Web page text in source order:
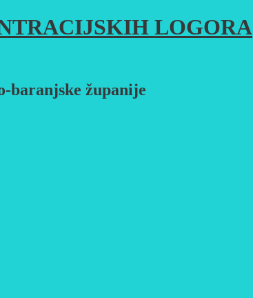
LOGORA
baranjske županije